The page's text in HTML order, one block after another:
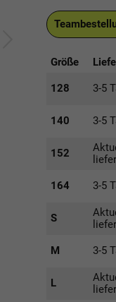
Größe
128 3-5
140 3-5
152
164 3-5
S
M 3-5
L